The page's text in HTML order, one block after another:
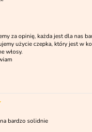
za opinię, każda jest dla nas
użycie czepka, który jest w
włosy.
bardzo solidnie